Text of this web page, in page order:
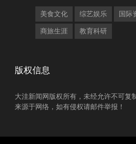
美食文化 综艺娱乐 国际
商旅生涯 教育科研
版权信息
大洼新闻网版权所有，未经允许不可复
来源于网络，如有侵权请邮件举报！